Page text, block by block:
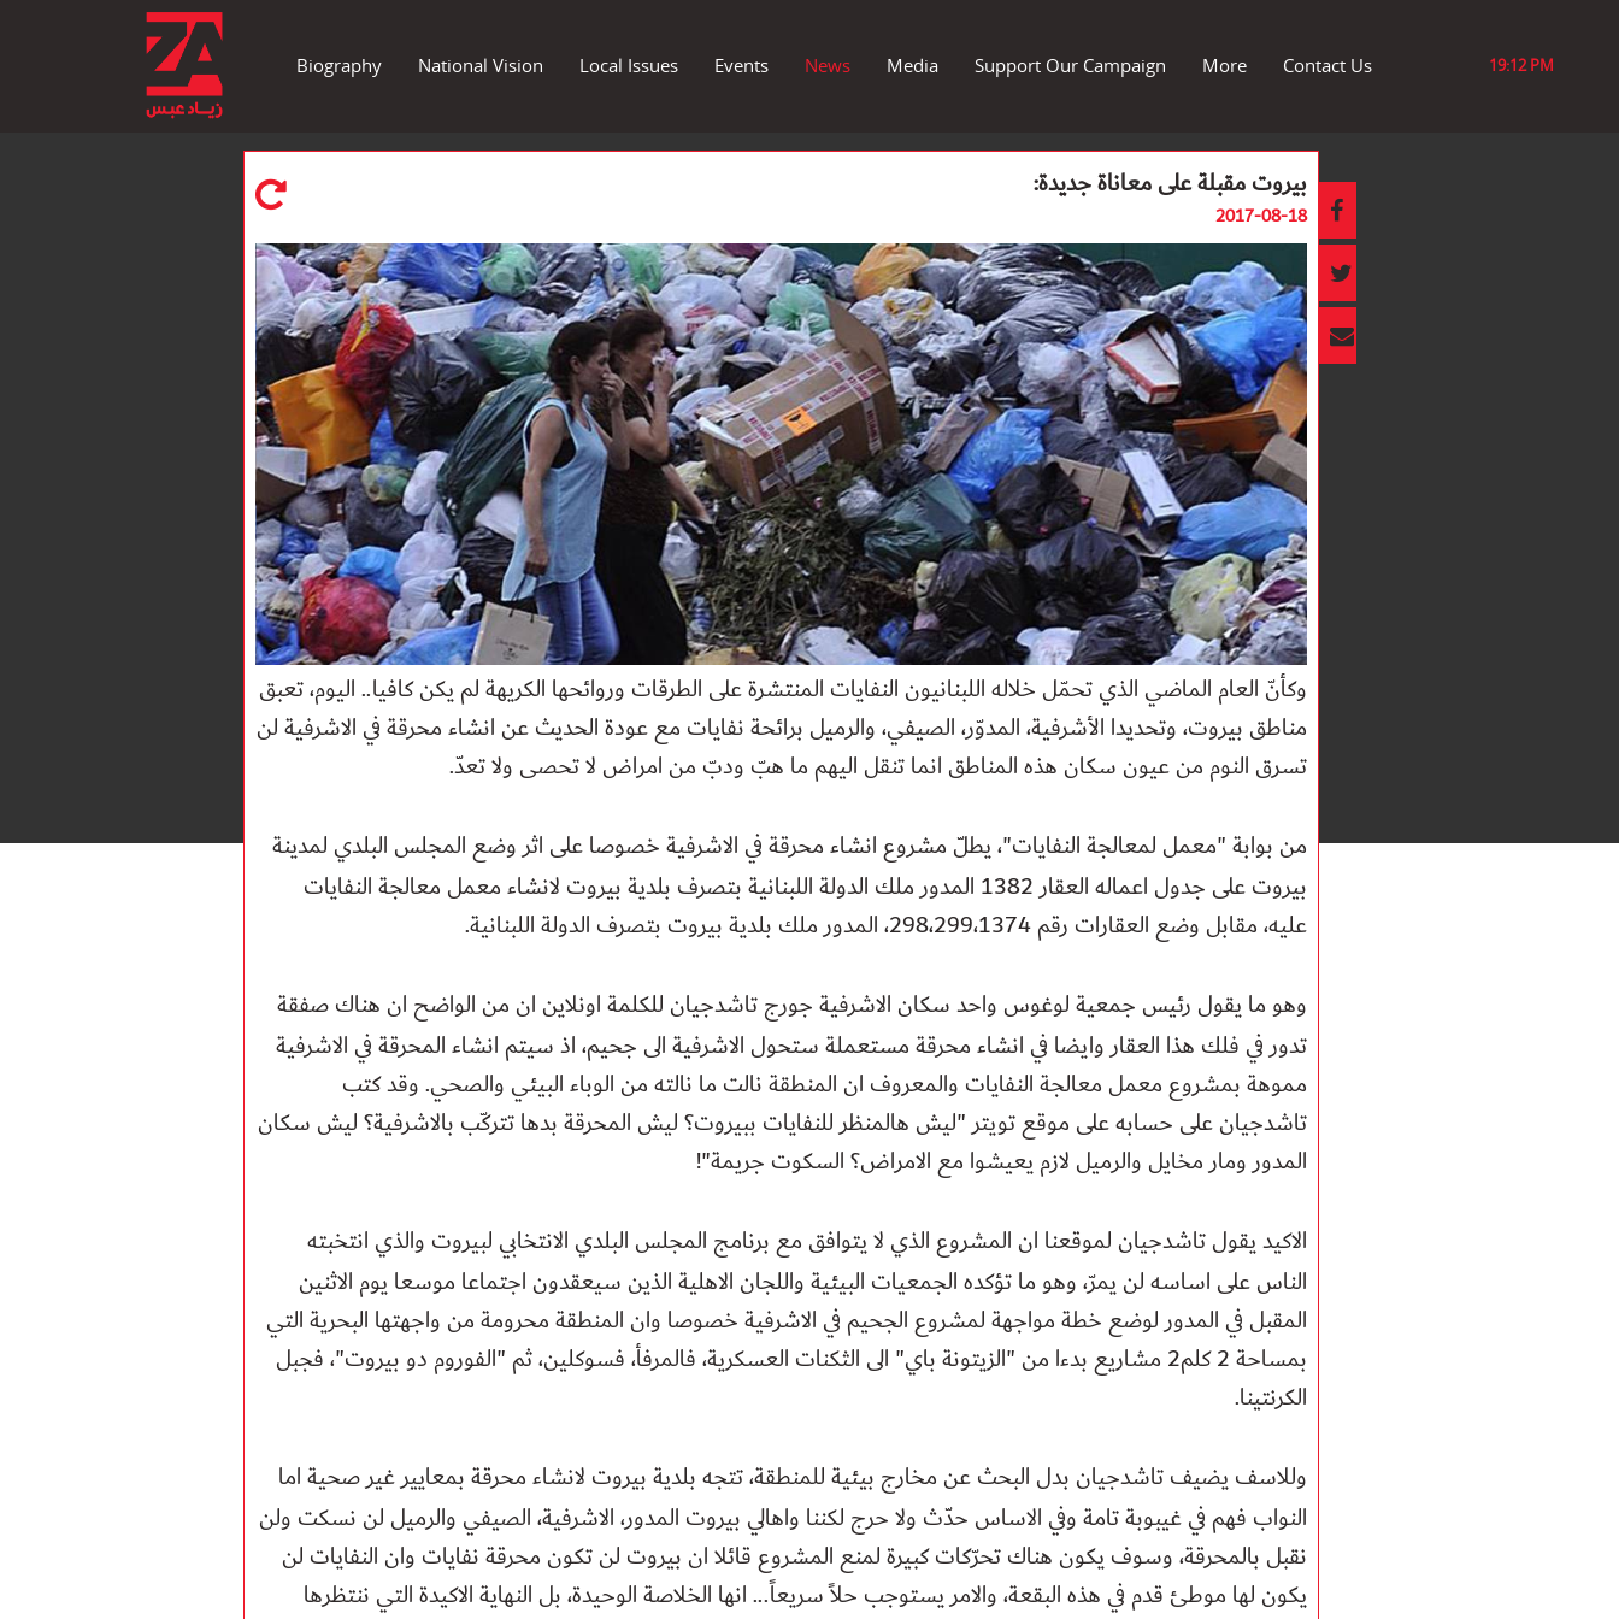
Biography National Vision Local Issues Events News Media Support Our Campaign More Contact Us 19:12 PM
بيروت مقبلة على معاناة جديدة:
2017-08-18
وكأنّ العام الماضي الذي تحمّل خلاله اللبنانيون النفايات المنتشرة على الطرقات وروائحها الكريهة لم يكن كافيا.. اليوم، تعبق
مناطق بيروت، وتحديدا الأشرفية، المدوّر، الصيفي، والرميل برائحة نفايات مع عودة الحديث عن انشاء محرقة في الاشرفية لن
تسرق النوم من عيون سكان هذه المناطق انما تنقل اليهم ما هبّ ودبّ من امراض لا تحصى ولا تعدّ.
من بوابة "معمل لمعالجة النفايات"، يطلّ مشروع انشاء محرقة في الاشرفية خصوصا على اثر وضع المجلس البلدي لمدينة
بيروت على جدول اعماله العقار 1382 المدور ملك الدولة اللبنانية بتصرف بلدية بيروت لانشاء معمل معالجة النفايات
عليه، مقابل وضع العقارات رقم 298،299،1374، المدور ملك بلدية بيروت بتصرف الدولة اللبنانية
.
وهو ما يقول رئيس جمعية لوغوس واحد سكان الاشرفية جورج تاشدجيان للكلمة اونلاين ان من الواضح ان هناك صفقة
تدور في فلك هذا العقار وايضا في انشاء محرقة مستعملة ستحول الاشرفية الى جحيم، اذ سيتم انشاء المحرقة في الاشرفية
مموهة بمشروع معمل معالجة النفايات والمعروف ان المنطقة نالت ما نالته من الوباء البيئي والصحي. وقد كتب
تاشدجيان على حسابه على موقع تويتر "ليش هالمنظر للنفايات ببيروت؟ ليش المحرقة بدها تتركّب بالاشرفية؟ ليش سكان
المدور ومار مخايل والرميل لازم يعيشوا مع الامراض؟ السكوت جريمة!"
الاكيد يقول تاشدجيان لموقعنا ان المشروع الذي لا يتوافق مع برنامج المجلس البلدي الانتخابي لبيروت والذي انتخبته
الناس على اساسه لن يمرّ، وهو ما تؤكده الجمعيات البيئية واللجان الاهلية الذين سيعقدون اجتماعا موسعا يوم الاثنين
المقبل في المدور لوضع خطة مواجهة لمشروع الجحيم في الاشرفية خصوصا وان المنطقة محرومة من واجهتها البحرية التي
بمساحة 2 كلم2 مشاريع بدءا من "الزيتونة باي" الى الثكنات العسكرية، فالمرفأ، فسوكلين، ثم "الفوروم دو بيروت"، فجبل
الكرنتينا.
وللاسف يضيف تاشدجيان بدل البحث عن مخارج بيئية للمنطقة، تتجه بلدية بيروت لانشاء محرقة بمعايير غير صحية اما
النواب فهم في غيبوبة تامة وفي الاساس حدّث ولا حرج لكننا واهالي بيروت المدور، الاشرفية، الصيفي والرميل لن نسكت ولن
نقبل بالمحرقة، وسوف يكون هناك تحرّكات كبيرة لمنع المشروع قائلا ان بيروت لن تكون محرقة نفايات وان النفايات لن
يكون لها موطئ قدم في هذه البقعة، والامر يستوجب حلاً سريعاً... انها الخلاصة الوحيدة، بل النهاية الاكيدة التي ننتظرها